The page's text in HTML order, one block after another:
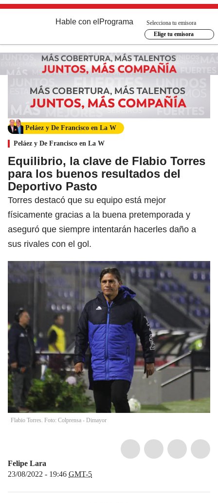
Hable con el Programa
Selecciona tu emisora
Elige tu emisora
Peláez y De Francisco en La W
Peláez y De Francisco en La W
Equilibrio, la clave de Flabio Torres
para los buenos resultados del
Deportivo Pasto
Torres destacó que su equipo está mejor
físicamente gracias a la buena pretemporada y
aseguró que siempre intentarán hacerles daño a
sus rivales con el gol.
Flabio Torres. Foto: Colprensa - Dimayor
Felipe Lara
23/08/2022 - 19:46 GMT-5